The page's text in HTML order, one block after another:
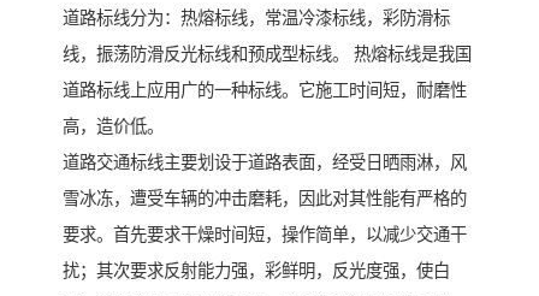
道路标线分为：热熔标线，常温冷漆标线，彩防滑标
线，振荡防滑反光标线和预成型标线。 热熔标线是我国
道路标线上应用广的一种标线。它施工时间短，耐磨性
高，造价低。
道路交通标线主要划设于道路表面，经受日晒雨淋，风
雪冰冻，遭受车辆的冲击磨耗，因此对其性能有严格的
要求。首先要求干燥时间短，操作简单，以减少交通干
扰；其次要求反射能力强，彩鲜明，反光度强，使白